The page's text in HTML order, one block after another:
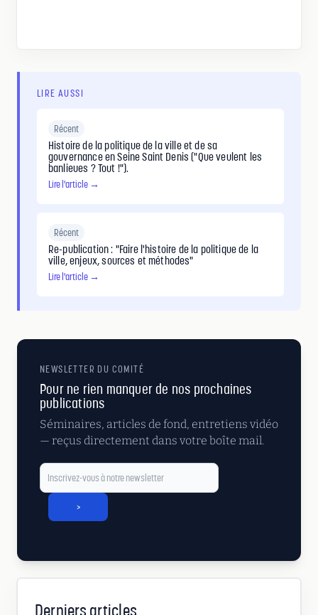
LIRE AUSSI
Récent
Histoire de la politique de la ville et de sa
gouvernance en Seine Saint Denis ("Que veulent les
banlieues ? Tout !").
Lire l'article →
Récent
Re-publication : "Faire l'histoire de la politique de la
ville, enjeux, sources et méthodes"
Lire l'article →
NEWSLETTER DU COMITÉ
Pour ne rien manquer de nos prochaines
publications
Séminaires, articles de fond, entretiens vidéo
— reçus directement dans votre boîte mail.
>
Derniers articles